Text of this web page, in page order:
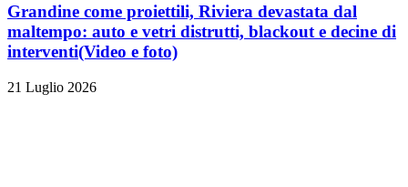
Grandine come proiettili, Riviera devastata dal
maltempo: auto e vetri distrutti, blackout e decine di
interventi(Video e foto)
21 Luglio 2026